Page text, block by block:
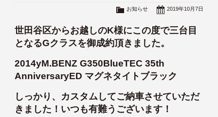
2019年10月7日
お知らせ
世田谷区からお越しのK様にこの度で三台目
となるGクラスを御成約頂きました。
2014yM.BENZ G350BlueTEC 35th
AnniversaryED マグネタイトブラック
しっかり、カスタムしてご納車させていただ
きました！いつも有難うございます！